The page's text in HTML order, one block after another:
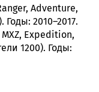
Adventure,
Годы: 2010–2017.
Expedition,
1200). Годы: